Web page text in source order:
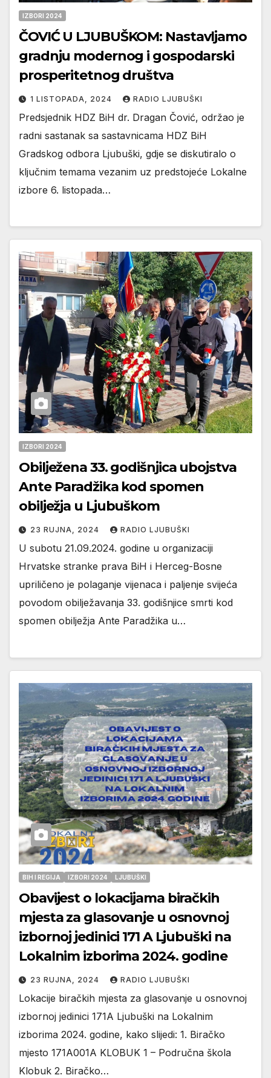
IZBORI 2024
ČOVIĆ U LJUBUŠKOM: Nastavljamo
gradnju modernog i gospodarski
prosperitetnog društva
1 LISTOPADA, 2024 RADIO LJUBUŠKI
Predsjednik HDZ BiH dr. Dragan Čović, održao je
radni sastanak sa sastavnicama HDZ BiH
Gradskog odbora Ljubuški, gdje se diskutiralo o
ključnim temama vezanim uz predstojeće Lokalne
izbore 6. listopada…
IZBORI 2024
Obilježena 33. godišnjica ubojstva
Ante Paradžika kod spomen
obilježja u Ljubuškom
23 RUJNA, 2024 RADIO LJUBUŠKI
U subotu 21.09.2024. godine u organizaciji
Hrvatske stranke prava BiH i Herceg-Bosne
upriličeno je polaganje vijenaca i paljenje svijeća
povodom obilježavanja 33. godišnjice smrti kod
spomen obilježja Ante Paradžika u…
BIH I REGIJA IZBORI 2024 LJUBUŠKI
Obavijest o lokacijama biračkih
mjesta za glasovanje u osnovnoj
izbornoj jedinici 171 A Ljubuški na
Lokalnim izborima 2024. godine
23 RUJNA, 2024 RADIO LJUBUŠKI
Lokacije biračkih mjesta za glasovanje u osnovnoj
izbornoj jedinici 171A Ljubuški na Lokalnim
izborima 2024. godine, kako slijedi: 1. Biračko
mjesto 171A001A KLOBUK 1 – Područna škola
Klobuk 2. Biračko…